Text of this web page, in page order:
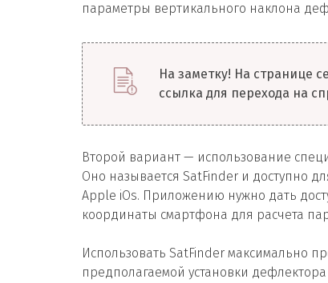
параметры вертикального наклона
На заметку! На странице
ссылка для перехода на
Второй вариант — использование
Оно называется SatFinder и доступно
Apple iOs. Приложению нужно дать
координаты смартфона для расчета
Использовать SatFinder максимально
предполагаемой установки